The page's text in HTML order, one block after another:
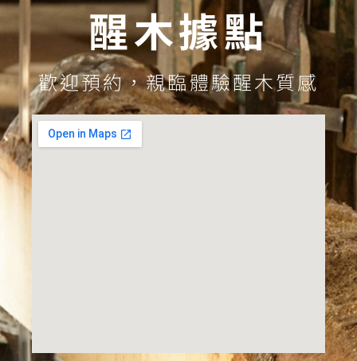
醒木據點
歡迎預約，親臨體驗醒木質感